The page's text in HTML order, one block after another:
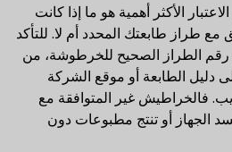
الأكثر أهمية هو ما إذا كانت
طراز طابعتك المحدد أم لا. للتأكد
الطراز الصحيح للخرطوشة، من
دليل الطابعة أو موقع الشركة
فالخراطيش غير المتوافقة مع
الجهاز أو تنتج مطبوعات دون